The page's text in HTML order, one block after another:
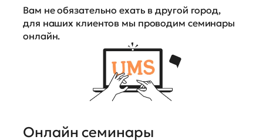
Вам не обязательно ехать в другой город,
для наших клиентов мы проводим семинары
онлайн.
Онлайн семинары